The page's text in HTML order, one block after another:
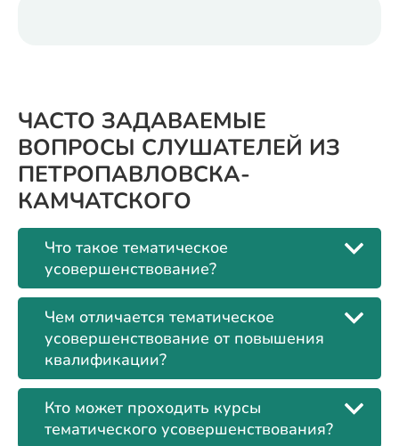
ЧАСТО ЗАДАВАЕМЫЕ
ВОПРОСЫ СЛУШАТЕЛЕЙ ИЗ
ПЕТРОПАВЛОВСКА-
КАМЧАТСКОГО
Что такое тематическое
усовершенствование?
Чем отличается тематическое
усовершенствование от повышения
квалификации?
Кто может проходить курсы
тематического усовершенствования?